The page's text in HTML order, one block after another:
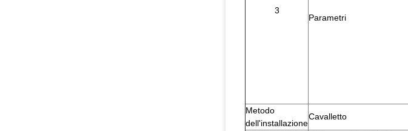
3
Parametri
Metodo
dell'installazione
Cavalletto